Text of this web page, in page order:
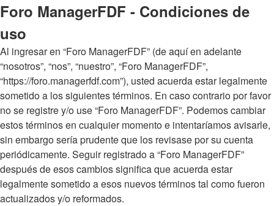
Foro ManagerFDF - Condiciones de
uso
Al ingresar en “Foro ManagerFDF” (de aquí en adelante
“nosotros”, “nos”, “nuestro”, “Foro ManagerFDF”,
“https://foro.managerfdf.com”), usted acuerda estar legalmente
sometido a los siguientes términos. En caso contrario por favor
no se registre y/o use “Foro ManagerFDF”. Podemos cambiar
estos términos en cualquier momento e intentaríamos avisarle,
sin embargo sería prudente que los revisase por su cuenta
periódicamente. Seguir registrado a “Foro ManagerFDF”
después de esos cambios significa que acuerda estar
legalmente sometido a esos nuevos términos tal como fueron
actualizados y/o reformados.